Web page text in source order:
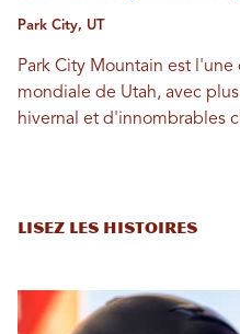
Park City, UT
Park City Mountain est l'une
mondiale de Utah, avec
hivernal et d'innombrables
LISEZ LES HISTOIRES